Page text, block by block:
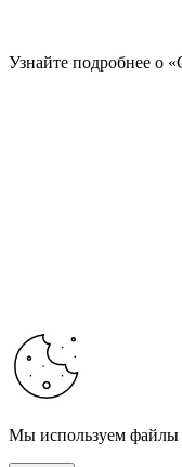
Узнайте подробнее о
Мы используем файлы